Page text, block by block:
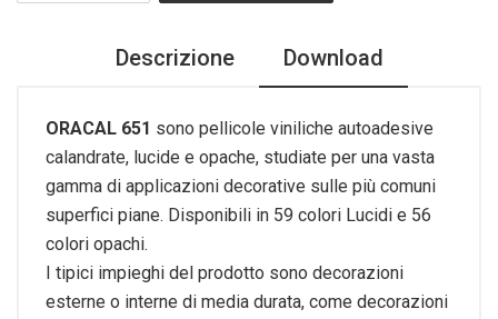
Descrizione Download
ORACAL 651 sono pellicole viniliche autoadesive
calandrate, lucide e opache, studiate per una vasta
gamma di applicazioni decorative sulle più comuni
superfici piane. Disponibili in 59 colori Lucidi e 56
colori opachi.
I tipici impieghi del prodotto sono decorazioni
esterne o interne di media durata, come decorazioni